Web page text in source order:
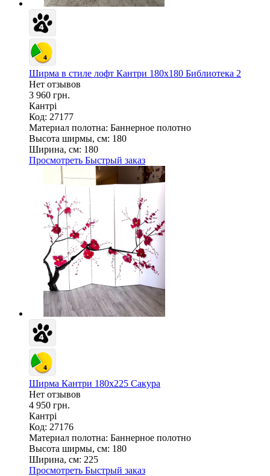
Ширма в стиле лофт Кантри 180х180 Библиотека 2
Нет отзывов
3 960 грн.
Кантрі
Код: 27177
Материал полотна: Баннерное полотно
Высота ширмы, см: 180
Ширина, см: 180
Просмотреть Быстрый заказ
Ширма Кантри 180х225 Сакура
Нет отзывов
4 950 грн.
Кантрі
Код: 27176
Материал полотна: Баннерное полотно
Высота ширмы, см: 180
Ширина, см: 225
Просмотреть Быстрый заказ